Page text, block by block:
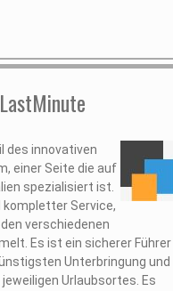
des innovativen
einer Seite die auf
spezialisiert ist.
kompletter Service,
verschiedenen
Es ist ein sicherer Führer
Unterbringung und
Urlaubsortes. Es